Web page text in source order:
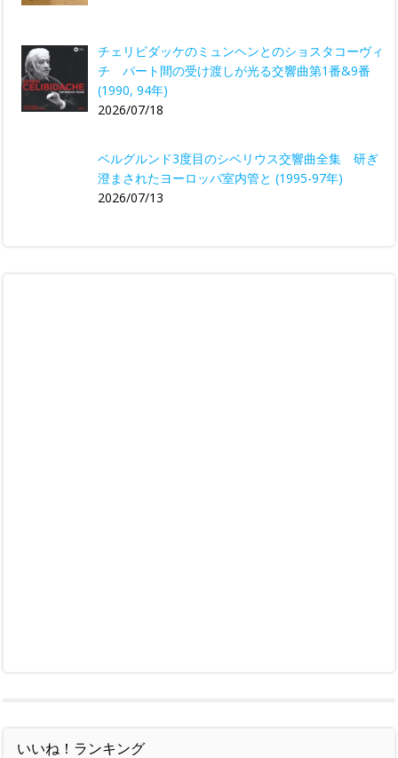
チェリビダッケのミュンヘンとのショスタコーヴィ
チ パート間の受け渡しが光る交響曲第1番&9番
(1990, 94年)
2026/07/18
ベルグルンド3度目のシベリウス交響曲全集 研ぎ
澄まされたヨーロッパ室内管と (1995-97年)
2026/07/13
いいね！ランキング